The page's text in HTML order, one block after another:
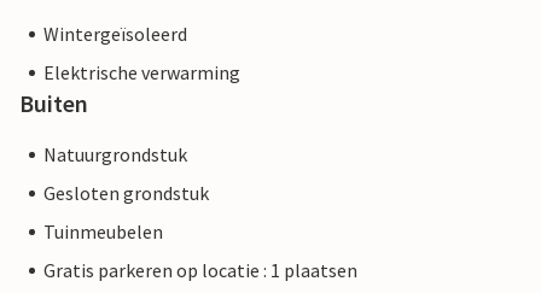
Wintergeïsoleerd
Elektrische verwarming
Buiten
Natuurgrondstuk
Gesloten grondstuk
Tuinmeubelen
Gratis parkeren op locatie : 1 plaatsen